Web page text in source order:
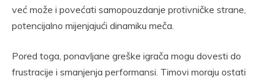
već može i povećati samopouzdanje protivničke strane,
potencijalno mijenjajući dinamiku meča.
Pored toga, ponavljane greške igrača mogu dovesti do
frustracije i smanjenja performansi. Timovi moraju ostati